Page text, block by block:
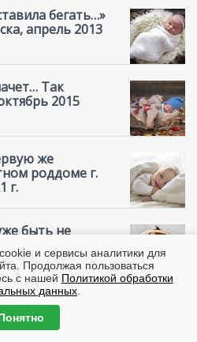
бегать…»
апрель 2013
Так
2015
же
роддоме г.
г.
быть не
20 г.
Сентябрь 2010. ЭКС
груди лежит
и сервисы аналитики для
Продолжая пользоваться
с нашей Политикой обработки
данных